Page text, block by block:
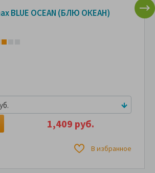
BLUE OCEAN (БЛЮ ОКЕАН)
1,409 руб.
В избранное